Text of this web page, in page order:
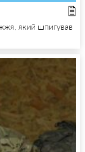
який шпигував